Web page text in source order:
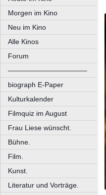
Morgen im Kino
Neu im Kino
Alle Kinos
Forum
––––––––––––––––––––
biograph E-Paper
Kulturkalender
Filmquiz im August
Frau Liese wünscht.
Bühne.
Film.
Kunst.
Literatur und Vorträge.